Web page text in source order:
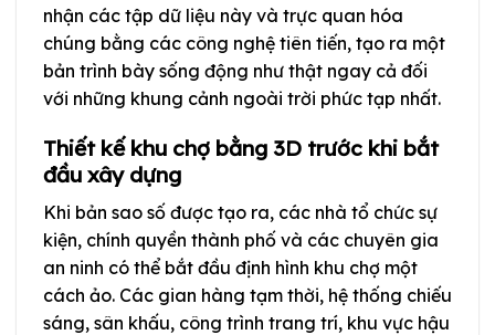
nhận các tập dữ liệu này và trực quan hóa
chúng bằng các công nghệ tiên tiến, tạo ra một
bản trình bày sống động như thật ngay cả đối
với những khung cảnh ngoài trời phức tạp nhất.
Thiết kế khu chợ bằng 3D trước khi bắt
đầu xây dựng
Khi bản sao số được tạo ra, các nhà tổ chức sự
kiện, chính quyền thành phố và các chuyên gia
an ninh có thể bắt đầu định hình khu chợ một
cách ảo. Các gian hàng tạm thời, hệ thống chiếu
sáng, sân khấu, công trình trang trí, khu vực hậu